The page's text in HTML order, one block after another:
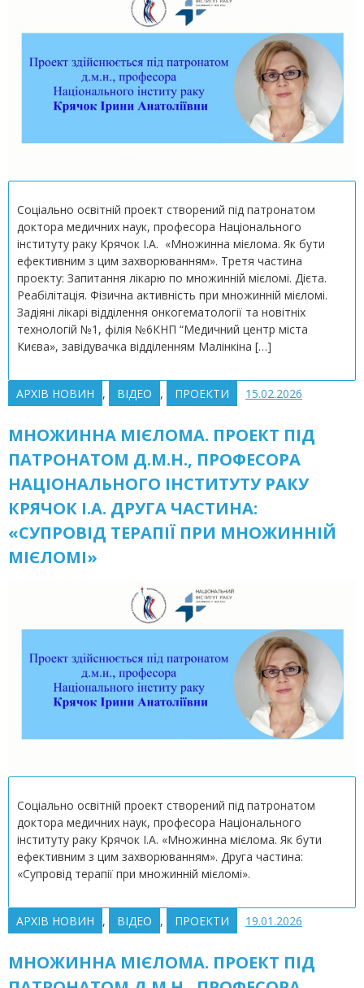
Соціально освітній проект створений під патронатом
доктора медичних наук, професора Національного
інституту раку Крячок І.А. «Множинна мієлома. Як бути
ефективним з цим захворюванням». Третя частина
проекту: Запитання лікарю по множинній мієломі. Дієта.
Реабілітація. Фізична активність при множинній мієломі.
Задіяні лікарі відділення онкогематології та новітніх
технологій №1, філія №6КНП “Медичний центр міста
Києва», завідувачка відділенням Малінкіна […]
АРХІВ НОВИН , ВІДЕО , ПРОЕКТИ 15.02.2026
МНОЖИННА МІЄЛОМА. ПРОЕКТ ПІД
ПАТРОНАТОМ Д.М.Н., ПРОФЕСОРА
НАЦІОНАЛЬНОГО ІНСТИТУТУ РАКУ
КРЯЧОК І.А. ДРУГА ЧАСТИНА:
«СУПРОВІД ТЕРАПІЇ ПРИ МНОЖИННІЙ
МІЄЛОМІ»
Соціально освітній проект створений під патронатом
доктора медичних наук, професора Національного
інституту раку Крячок І.А. «Множинна мієлома. Як бути
ефективним з цим захворюванням». Друга частина:
«Супровід терапії при множинній мієломі».
АРХІВ НОВИН , ВІДЕО , ПРОЕКТИ 19.01.2026
МНОЖИННА МІЄЛОМА. ПРОЕКТ ПІД